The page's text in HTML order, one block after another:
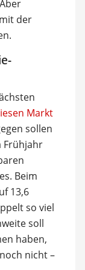
der
Markt
sollen
Frühjahr
Beim
13,6
so viel
soll
haben,
nicht –